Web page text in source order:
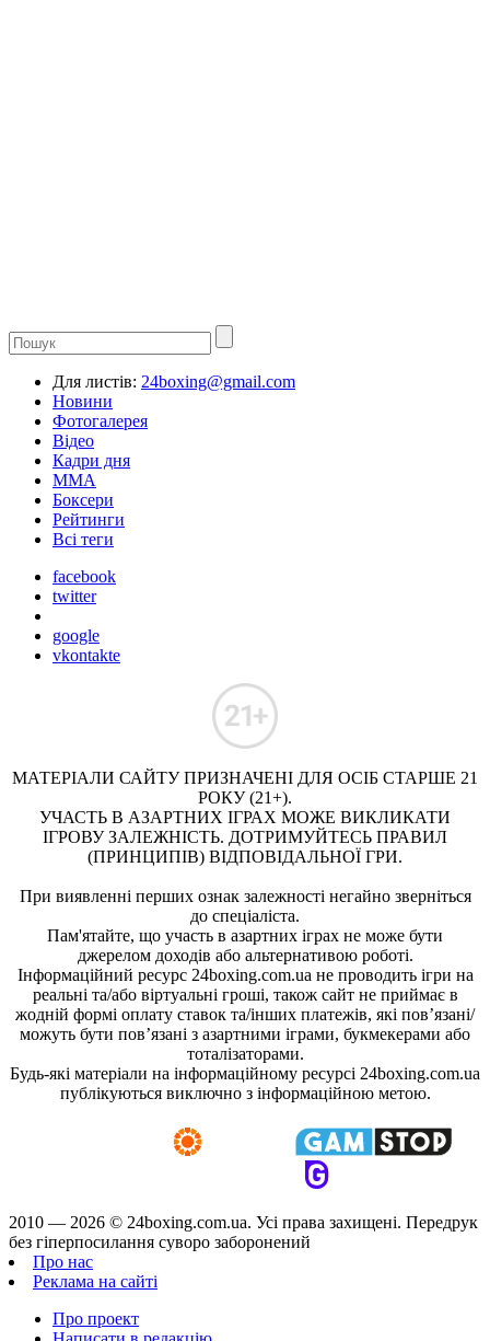
Для листів: 24boxing@gmail.com
Новини
Фотогалерея
Відео
Кадри дня
ММА
Боксери
Рейтинги
Всі теги
facebook
twitter
google
vkontakte
МАТЕРІАЛИ САЙТУ ПРИЗНАЧЕНІ ДЛЯ ОСІБ СТАРШЕ 21
РОКУ (21+).
УЧАСТЬ В АЗАРТНИХ ІГРАХ МОЖЕ ВИКЛИКАТИ
ІГРОВУ ЗАЛЕЖНІСТЬ. ДОТРИМУЙТЕСЬ ПРАВИЛ
(ПРИНЦИПІВ) ВІДПОВІДАЛЬНОЇ ГРИ.
При виявленні перших ознак залежності негайно зверніться
до спеціаліста.
Пам'ятайте, що участь в азартних іграх не може бути
джерелом доходів або альтернативою роботі.
Інформаційний ресурс 24boxing.com.ua не проводить ігри на
реальні та/або віртуальні гроші, також сайт не приймає в
жодній формі оплату ставок та/інших платежів, які пов’язані/
можуть бути пов’язані з азартними іграми, букмекерами або
тоталізаторами.
Будь-які матеріали на інформаційному ресурсі 24boxing.com.ua
публікуються виключно з інформаційною метою.
2010 — 2026 © 24boxing.com.ua. Усi права захищенi. Передрук
без гіперпосилання суворо заборонений
Про нас
Реклама на сайті
Про проект